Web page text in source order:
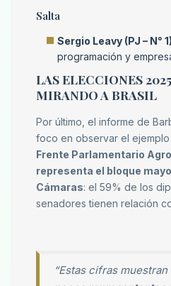
Salta
Sergio Leavy (PJ – N°
programación y
LAS ELECCIONES
MIRANDO A BRASIL
Por último, el informe de
foco en observar el
Frente Parlamentario
representa el bloque
Cámaras: el 59% de los
senadores tienen relación
“Estas cifras